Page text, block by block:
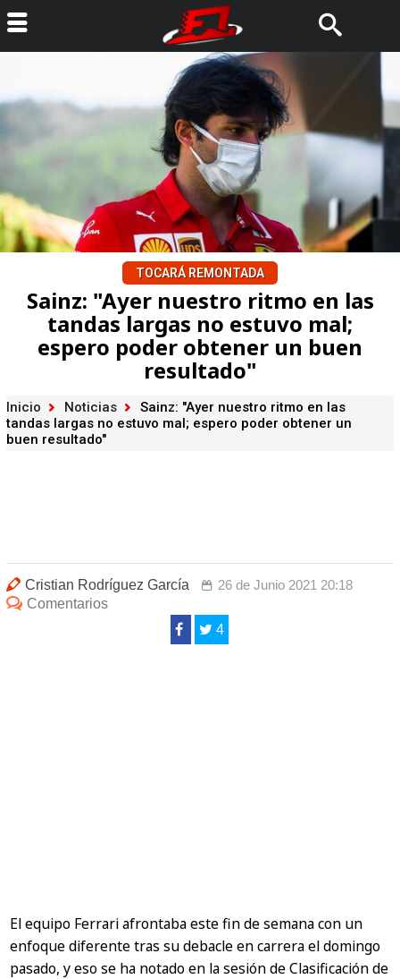
TOCARÁ REMONTADA
Sainz: "Ayer nuestro ritmo en las
tandas largas no estuvo mal;
espero poder obtener un buen
resultado"
Inicio Noticias
Sainz: "Ayer nuestro ritmo en las
tandas largas no estuvo mal; espero poder obtener un
buen resultado"
Cristian Rodríguez García
26 de Junio 2021 20:18
Comentarios
4
El equipo Ferrari afrontaba este fin de semana con un
enfoque diferente tras su debacle en carrera el domingo
pasado, y eso se ha notado en la sesión de Clasificación de